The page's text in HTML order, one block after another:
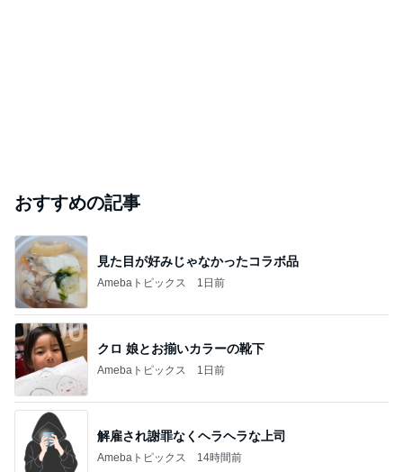
おすすめの記事
見た目が好みじゃなかったコラボ品
Amebaトピックス 1日前
クロ 娘とお揃いカラーの靴下
Amebaトピックス 1日前
解雇され謝罪なくヘラヘラな上司
Amebaトピックス 14時間前